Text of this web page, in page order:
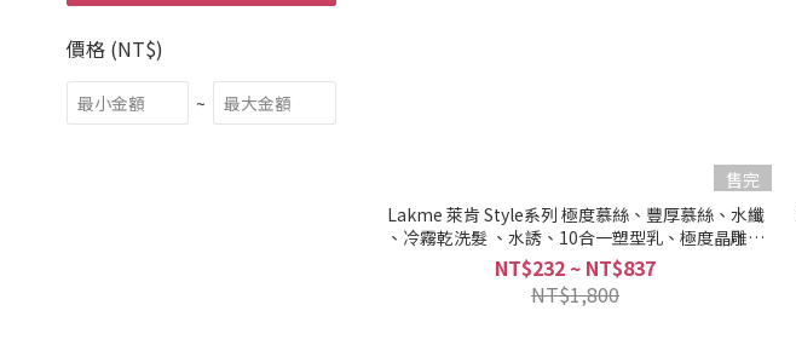
價格 (NT$)
~
售完
Lakme 萊肯 Style系列 極度慕絲、豐厚慕絲、水纖
、冷霧乾洗髮 、水誘、10合一塑型乳、極度晶雕、
鎖水凝露 (新包裝)、Fun肆、蜜蠟、摩洛哥堅果油
NT$232 ~ NT$837
NT$1,800